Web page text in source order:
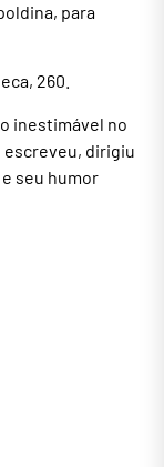
para
260.
inestimável no
escreveu, dirigiu
seu humor